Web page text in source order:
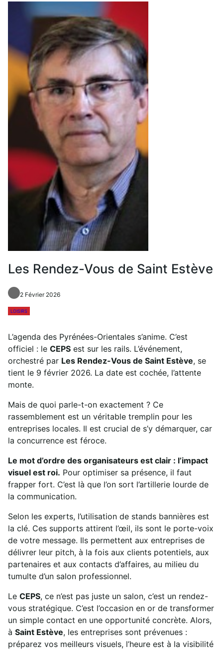
Les Rendez-Vous de Saint Estève
2 Février 2026
LOISIRS
L’agenda des Pyrénées-Orientales s’anime. C’est
officiel : le CEPS est sur les rails. L’événement,
orchestré par Les Rendez-Vous de Saint Estève, se
tient le 9 février 2026. La date est cochée, l’attente
monte.
Mais de quoi parle-t-on exactement ? Ce
rassemblement est un véritable tremplin pour les
entreprises locales. Il est crucial de s’y démarquer, car
la concurrence est féroce.
Le mot d’ordre des organisateurs est clair : l’impact
visuel est roi. Pour optimiser sa présence, il faut
frapper fort. C’est là que l’on sort l’artillerie lourde de
la communication.
Selon les experts, l’utilisation de stands bannières est
la clé. Ces supports attirent l’œil, ils sont le porte-voix
de votre message. Ils permettent aux entreprises de
délivrer leur pitch, à la fois aux clients potentiels, aux
partenaires et aux contacts d’affaires, au milieu du
tumulte d’un salon professionnel.
Le CEPS, ce n’est pas juste un salon, c’est un rendez-
vous stratégique. C’est l’occasion en or de transformer
un simple contact en une opportunité concrète. Alors,
à Saint Estève, les entreprises sont prévenues :
préparez vos meilleurs visuels, l’heure est à la visibilité